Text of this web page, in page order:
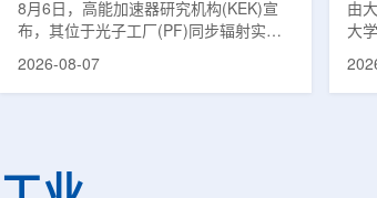
8月6日，高能加速器研究机构(KEK)宣
布，其位于光子工厂(PF)同步辐射实验
装置的BL-11A和BL-11B光束线已建成世
心的同步辐射装置组成，定位为科研和
2026-08-07
由
大
心